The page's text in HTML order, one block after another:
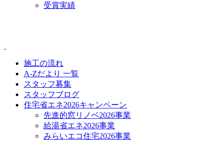
受賞実績
施工の流れ
A-Zだより 一覧
スタッフ募集
スタッフブログ
住宅省エネ2026キャンペーン
先進的窓リノベ2026事業
給湯省エネ2026事業
みらいエコ住宅2026事業